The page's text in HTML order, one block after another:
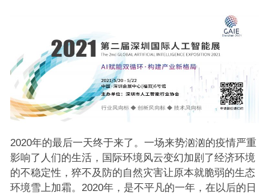
2020年的最后一天终于来了。一场来势汹汹的疫情严重
影响了人们的生活，国际环境风云变幻加剧了经济环境
的不稳定性，猝不及防的自然灾害让原本就脆弱的生态
环境雪上加霜。2020年，是不平凡的一年，在以后的日